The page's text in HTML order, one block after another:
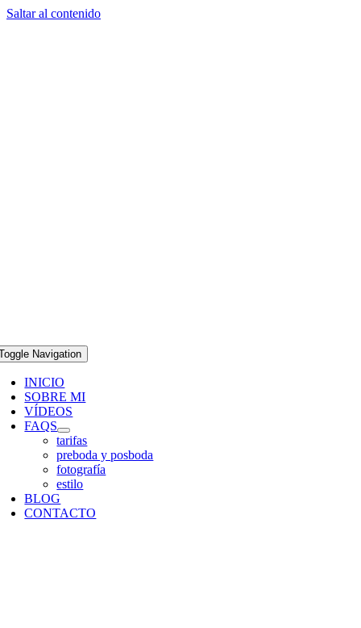
Saltar al contenido
Navigation
INICIO
SOBRE MI
VÍDEOS
FAQS
tarifas
preboda y posboda
fotografía
estilo
BLOG
CONTACTO